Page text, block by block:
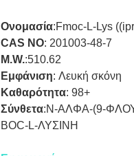
Ονομασία:Fmoc-L-Lys
CAS NO: 201003-48-7
M.W.:510.62
Εμφάνιση: Λευκή σκόνη
Καθαρότητα: 98+
Σύνθετα:N-ΑΛΦΑ-(9-
BOC-L-ΛΥΣΙΝΗ